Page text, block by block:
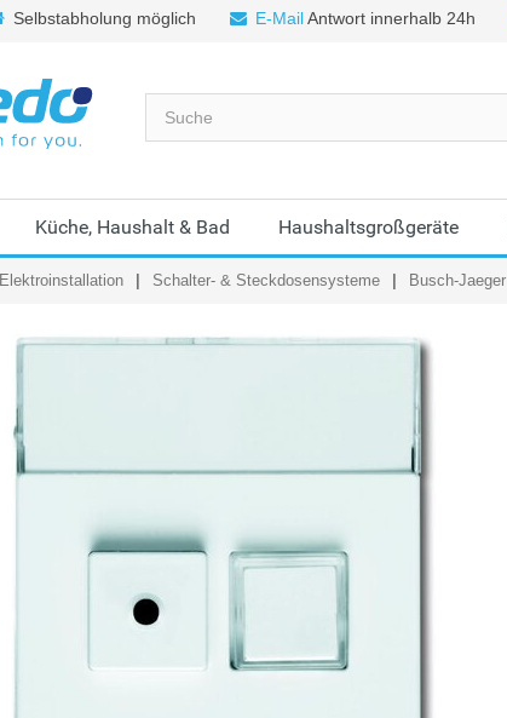
Selbstabholung möglich E-MailAntwort innerhalb 24h
Küche, Haushalt & Bad Haushaltsgroßgeräte
Elektroinstallation Schalter- & Steckdosensysteme Busch-Jaeger